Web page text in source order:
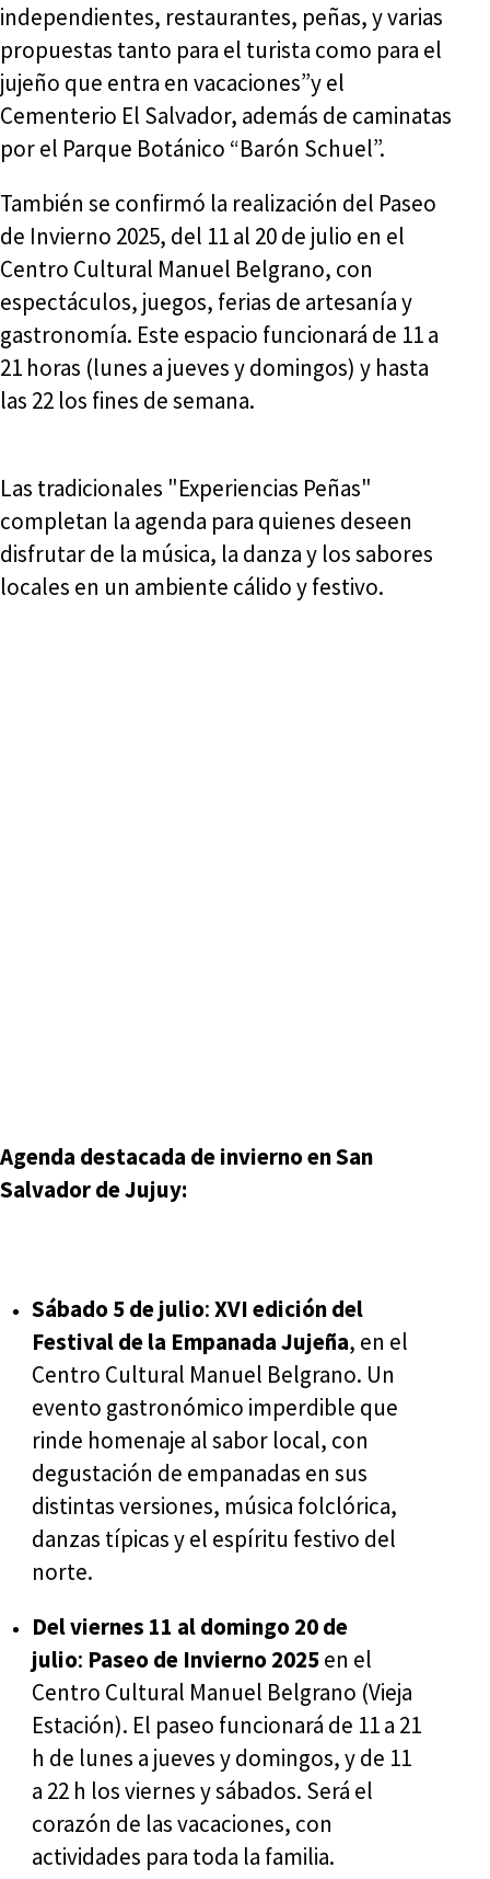
independientes, restaurantes, peñas, y varias
propuestas tanto para el turista como para el
jujeño que entra en vacaciones”y el
Cementerio El Salvador, además de caminatas
por el Parque Botánico “Barón Schuel”.
También se confirmó la realización del Paseo
de Invierno 2025, del 11 al 20 de julio en el
Centro Cultural Manuel Belgrano, con
espectáculos, juegos, ferias de artesanía y
gastronomía. Este espacio funcionará de 11 a
21 horas (lunes a jueves y domingos) y hasta
las 22 los fines de semana.
Las tradicionales "Experiencias Peñas"
completan la agenda para quienes deseen
disfrutar de la música, la danza y los sabores
locales en un ambiente cálido y festivo.
Agenda destacada de invierno en San
Salvador de Jujuy:
Sábado 5 de julio:XVI edición del
Festival de la Empanada Jujeña, en el
Centro Cultural Manuel Belgrano. Un
evento gastronómico imperdible que
rinde homenaje al sabor local, con
degustación de empanadas en sus
distintas versiones, música folclórica,
danzas típicas y el espíritu festivo del
norte.
Del viernes 11 al domingo 20 de
julio: Paseo de Invierno 2025en el
Centro Cultural Manuel Belgrano (Vieja
Estación). El paseo funcionará de 11 a 21
h de lunes a jueves y domingos, y de 11
a 22 h los viernes y sábados. Será el
corazón de las vacaciones, con
actividades para toda la familia.